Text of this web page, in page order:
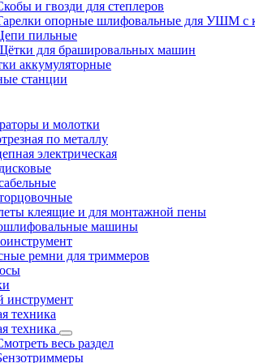
и гвозди для степлеров
опорные шлифовальные для УШМ с
пильные
для брашировальных машин
аккумуляторные
станции
и молотки
по металлу
электрическая
клеящие и для монтажной пены
машины
ремни для триммеров
инструмент
техника
техника
весь раздел